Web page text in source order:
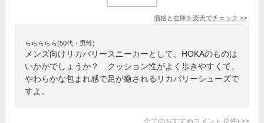
価格と在庫を楽天でチェック >>
ららららら(50代・男性)
メンズ向けリカバリースニーカーとして、HOKAのものは
いかがでしょうか？ クッション性がよく歩きやすくて、
やわらかな包まれ感で足が癒されるリカバリーシューズで
すよ。
全てのおすすめコメント (2件) >